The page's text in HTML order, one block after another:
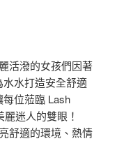
活潑的女孩們因著
水打造安全舒適
位蒞臨 Lash
迷人的雙眼！
舒適的環境、熱情